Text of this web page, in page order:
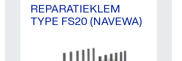
REPARATIEKLEM
TYPE FS20 (NAVEWA)